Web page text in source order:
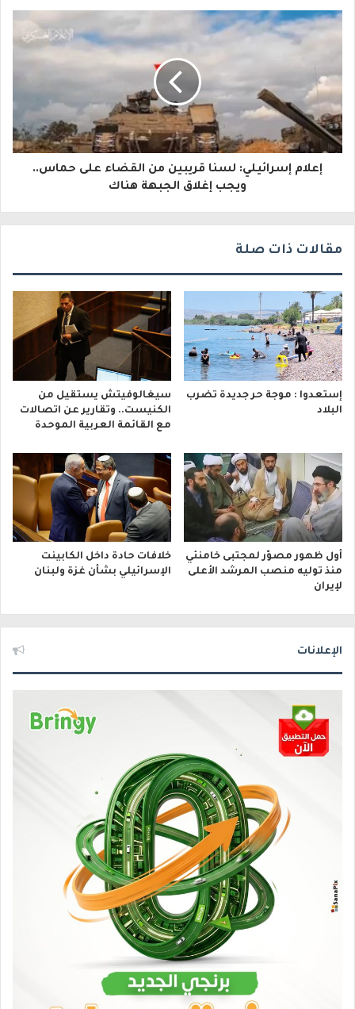
إ
ك
ت
ر
إعلام إسرائيلي: لسنا قريبين من القضاء على حماس..
ويجب إغلاق الجبهة هناك
مقالات ذات صلة
إستعدوا : موجة حر جديدة تضرب
البلاد
سيغالوفيتش يستقيل من
الكنيست.. وتقارير عن اتصالات
مع القائمة العربية الموحدة
أول ظهور مصوّر لمجتبى خامنئي
منذ توليه منصب المرشد الأعلى
لإيران
خلافات حادة داخل الكابينت
الإسرائيلي بشأن غزة ولبنان
الإعلانات